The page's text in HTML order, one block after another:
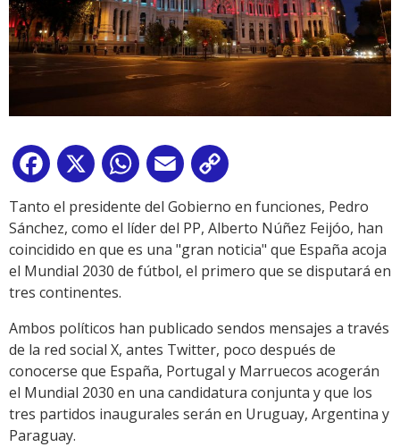
Facebook
X WhatsApp
Email
Link
Tanto el presidente del Gobierno en funciones, Pedro
Sánchez, como el líder del PP, Alberto Núñez Feijóo, han
coincidido en que es una "gran noticia" que España acoja
el Mundial 2030 de fútbol, el primero que se disputará en
tres continentes.
Ambos políticos han publicado sendos mensajes a través
de la red social X, antes Twitter, poco después de
conocerse que España, Portugal y Marruecos acogerán
el Mundial 2030 en una candidatura conjunta y que los
tres partidos inaugurales serán en Uruguay, Argentina y
Paraguay.